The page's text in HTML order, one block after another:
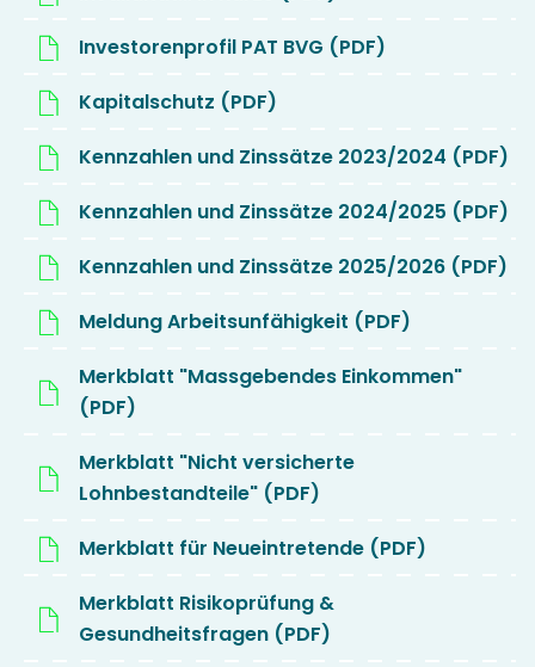
Investorenprofil PAT BVG (PDF)
Kapitalschutz (PDF)
Kennzahlen und Zinssätze 2023/2024 (PDF)
Kennzahlen und Zinssätze 2024/2025 (PDF)
Kennzahlen und Zinssätze 2025/2026 (PDF)
Meldung Arbeitsunfähigkeit (PDF)
Merkblatt "Massgebendes Einkommen"
(PDF)
Merkblatt "Nicht versicherte
Lohnbestandteile" (PDF)
Merkblatt für Neueintretende (PDF)
Merkblatt Risikoprüfung &
Gesundheitsfragen (PDF)